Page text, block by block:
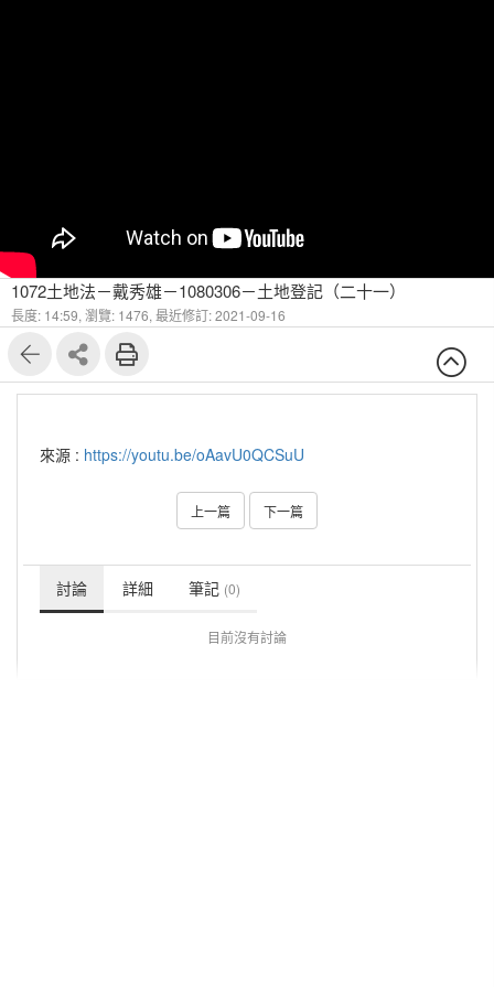
1072土地法－戴秀雄－1080306－土地登記（二十一）
長度: 14:59, 瀏覽: 1476, 最近修訂: 2021-09-16
來源 : https://youtu.be/oAavU0QCSuU
上一篇 下一篇
討論 詳細 筆記 (0)
目前沒有討論